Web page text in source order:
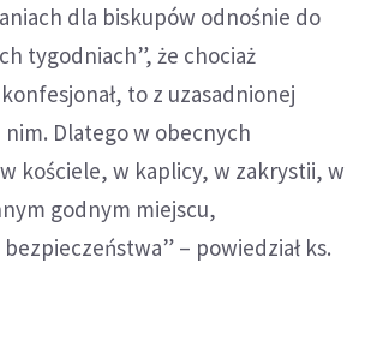
dla biskupów odnośnie do
tygodniach”, że chociaż
to z uzasadnionej
Dlatego w obecnych
kościele, w kaplicy, w zakrystii, w
godnym miejscu,
– powiedział ks.